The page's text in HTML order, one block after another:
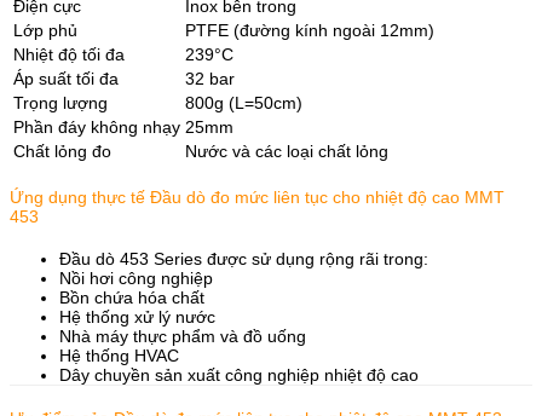
Điện cực
Inox bên trong
Lớp phủ
PTFE (đường kính ngoài 12mm)
Nhiệt độ tối đa
239°C
Áp suất tối đa
32 bar
Trọng lượng
800g (L=50cm)
Phần đáy không nhạy 25mm
Chất lỏng đo
Nước và các loại chất lỏng
Ứng dụng thực tế Đầu dò đo mức liên tục cho nhiệt độ cao MMT
453
Đầu dò 453 Series được sử dụng rộng rãi trong:
Nồi hơi công nghiệp
Bồn chứa hóa chất
Hệ thống xử lý nước
Nhà máy thực phẩm và đồ uống
Hệ thống HVAC
Dây chuyền sản xuất công nghiệp nhiệt độ cao